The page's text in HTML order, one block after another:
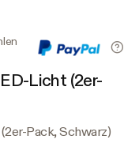
Licht (2er-
Pack, Schwarz)